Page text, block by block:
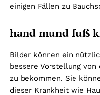
einigen Fällen zu
hand mund fuß
Bilder können ein
bessere Vorstellung
zu bekommen. Sie
dieser Krankheit wie